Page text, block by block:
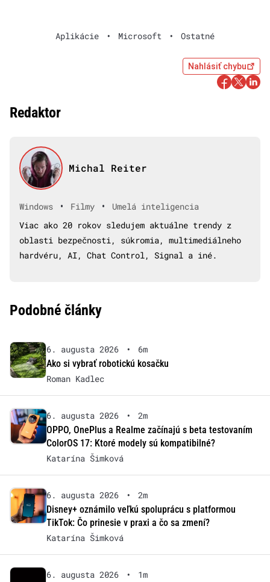
Aplikácie • Microsoft • Ostatné
Nahlásiť chybu
Redaktor
Michal Reiter
Windows • Filmy •
Umelá inteligencia
Viac ako 20 rokov sledujem aktuálne trendy z
oblasti bezpečnosti, súkromia, multimediálneho
hardvéru, AI, Chat Control, Signal a iné.
Podobné články
6. augusta 2026 •
6m
Ako si vybrať robotickú kosačku
Roman Kadlec
6. augusta 2026 •
2m
OPPO, OnePlus a Realme začínajú s beta testovaním
ColorOS 17: Ktoré modely sú kompatibilné?
Katarína Šimková
6. augusta 2026 •
2m
Disney+ oznámilo veľkú spoluprácu s platformou
TikTok: Čo prinesie v praxi a čo sa zmení?
Katarína Šimková
6. augusta 2026 •
1m